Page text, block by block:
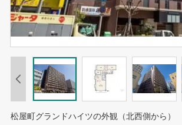
松屋町グランドハイツの外観（北西側から）